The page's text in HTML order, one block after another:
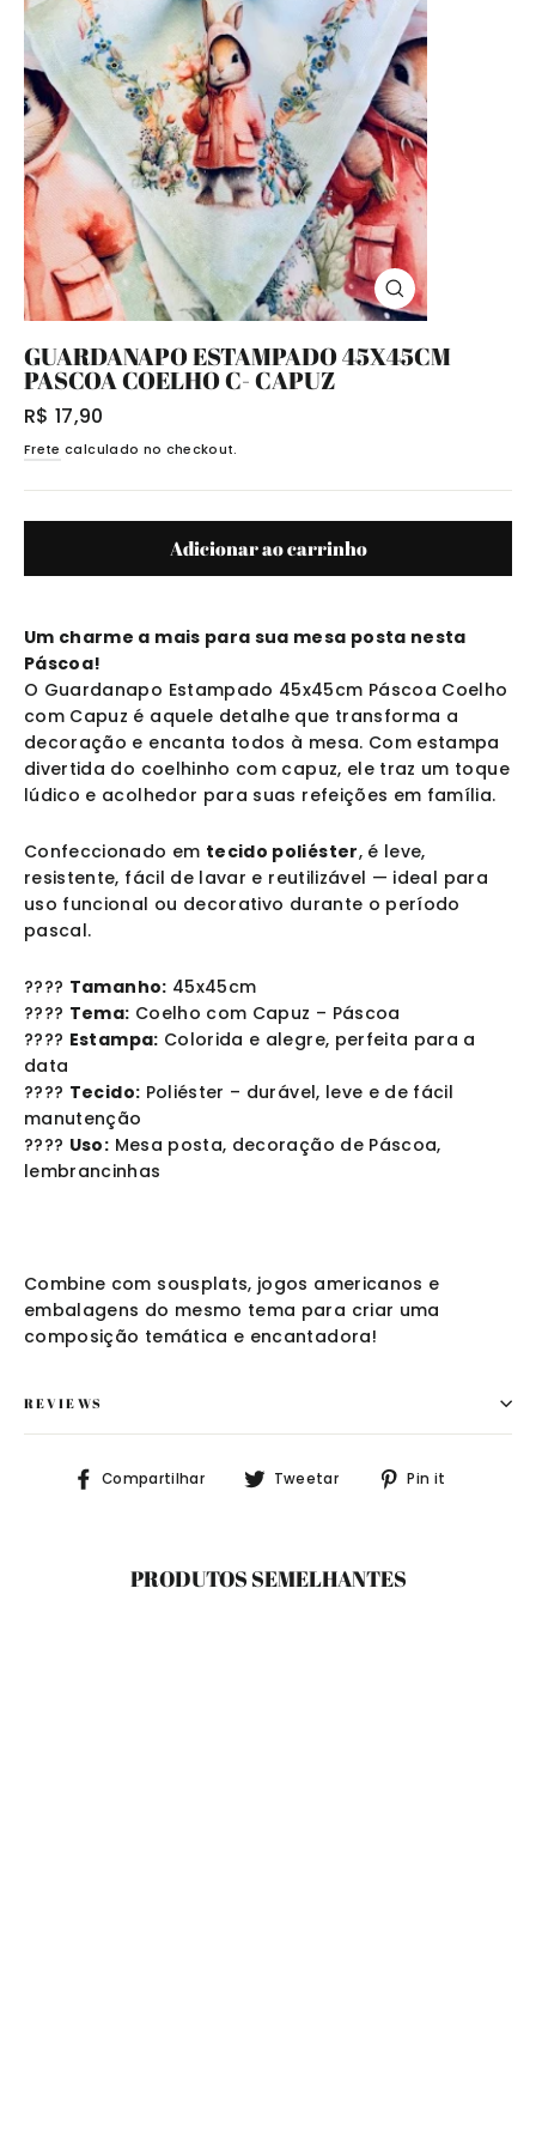
Fechar
(Esc)
GUARDANAPO ESTAMPADO 45X45CM
PASCOA COELHO C- CAPUZ
Preço
normal
R$ 17,90
Frete calculado no checkout.
Adicionar ao carrinho
Um charme a mais para sua mesa posta nesta
Páscoa!
O Guardanapo Estampado 45x45cm Páscoa Coelho
com Capuz é aquele detalhe que transforma a
decoração e encanta todos à mesa. Com estampa
divertida do coelhinho com capuz, ele traz um toque
lúdico e acolhedor para suas refeições em família.
Confeccionado em tecido poliéster, é leve,
resistente, fácil de lavar e reutilizável — ideal para
uso funcional ou decorativo durante o período
pascal.
???? Tamanho: 45x45cm
???? Tema: Coelho com Capuz – Páscoa
???? Estampa: Colorida e alegre, perfeita para a
data
???? Tecido: Poliéster – durável, leve e de fácil
manutenção
???? Uso: Mesa posta, decoração de Páscoa,
lembrancinhas
Combine com sousplats, jogos americanos e
embalagens do mesmo tema para criar uma
composição temática e encantadora!
REVIEWS
Compartilhar
Compartilhe
Tweetar
Tuite Pin it
PRODUTOS SEMELHANTES